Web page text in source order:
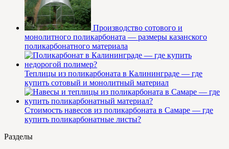
Производство сотового и
монолитного поликарбоната — размеры казанского
поликарбонатного материала
Теплицы из поликарбоната в Калининграде — где
купить сотовый и монолитный материал
Стоимость навесов из поликарбоната в Самаре — где
купить поликарбонатные листы?
Разделы